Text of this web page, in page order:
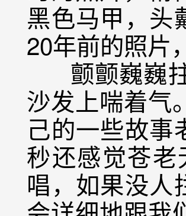
黑色马甲，头
20年前的照片
颤颤巍巍拄
沙发上喘着气
己的一些故事
秒还感觉苍
唱，如果没人